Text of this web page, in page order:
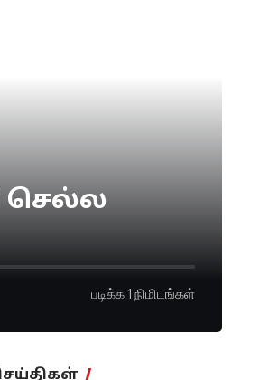
செல்ல
படிக்க 1 நிமிடங்கள்